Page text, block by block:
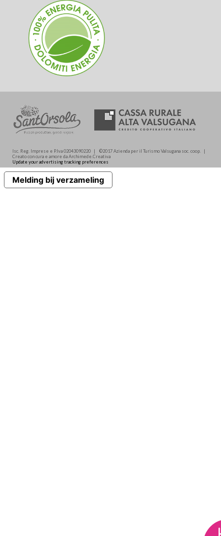
Isc. Reg. Imprese e P.Iva 02043090220 | ©2017 Azienda per il Turismo Valsugana soc. coop. |
Creato con cura e amore da Archimede.Creativa
Update your advertising tracking preferences
Melding bij verzameling